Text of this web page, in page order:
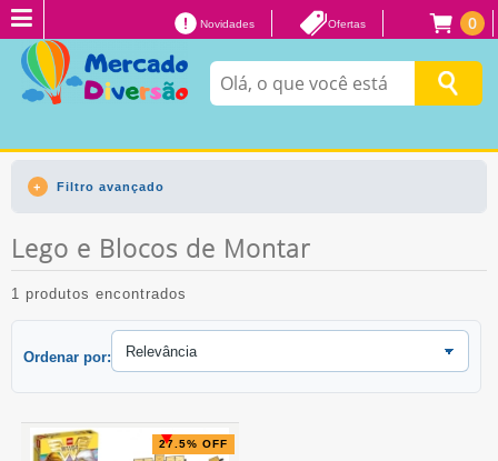
0
Novidades Ofertas
Filtro avançado
Lego e Blocos de Montar
1 produtos encontrados
Ordenar por:
27.5% OFF